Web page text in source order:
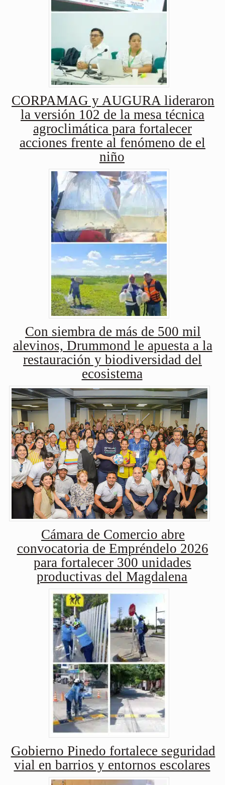
CORPAMAG y AUGURA lideraron
la versión 102 de la mesa técnica
agroclimática para fortalecer
acciones frente al fenómeno de el
niño
Con siembra de más de 500 mil
alevinos, Drummond le apuesta a la
restauración y biodiversidad del
ecosistema
Cámara de Comercio abre
convocatoria de Empréndelo 2026
para fortalecer 300 unidades
productivas del Magdalena
Gobierno Pinedo fortalece seguridad
vial en barrios y entornos escolares